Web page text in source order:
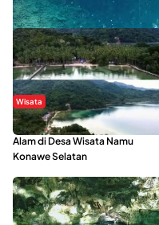
Danau Rebi-Rebi, Pesona
Wisata
Menikmati Suasana Keindahan
Alam di Desa Wisata Namu
Konawe Selatan